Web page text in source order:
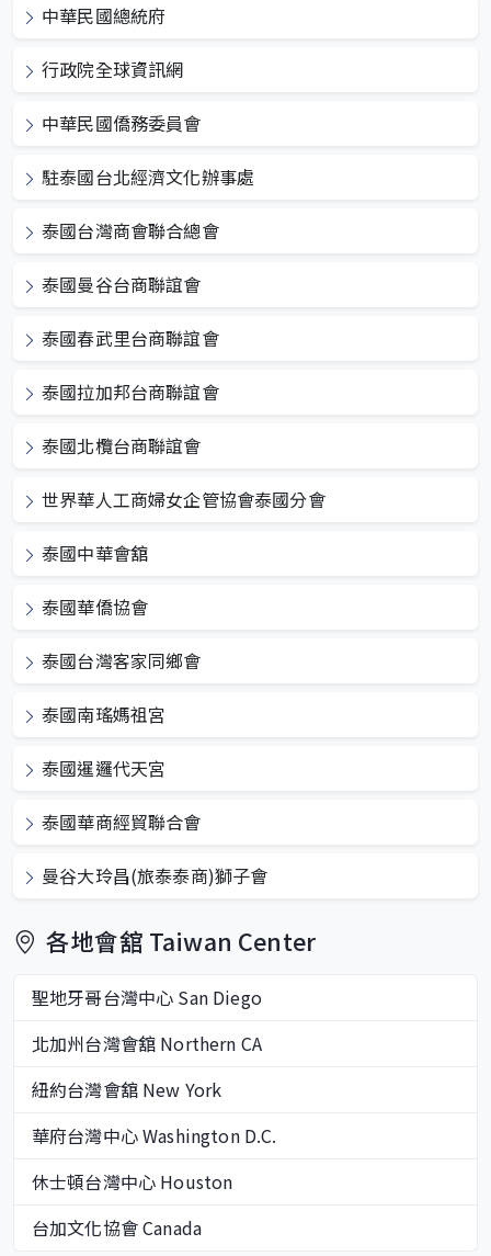
中華民國總統府
行政院全球資訊網
中華民國僑務委員會
駐泰國台北經濟文化辦事處
泰國台灣商會聯合總會
泰國曼谷台商聯誼會
泰國春武里台商聯誼會
泰國拉加邦台商聯誼會
泰國北欖台商聯誼會
世界華人工商婦女企管協會泰國分會
泰國中華會舘
泰國華僑協會
泰國台灣客家同鄉會
泰國南瑤媽祖宮
泰國暹邏代天宮
泰國華商經貿聯合會
曼谷大玲昌(旅泰泰商)獅子會
各地會舘 Taiwan Center
聖地牙哥台灣中心 San Diego
北加州台灣會舘 Northern CA
紐約台灣會舘 New York
華府台灣中心 Washington D.C.
休士頓台灣中心 Houston
台加文化協會 Canada